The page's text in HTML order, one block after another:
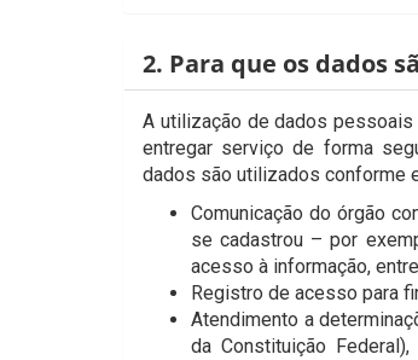
2. Para que os dados
A utilização de dados
entregar serviço de forma
dados são utilizados conforme
Comunicação do órgão
se cadastrou – por
acesso à informação,
Registro de acesso para
Atendimento a
da Constituição